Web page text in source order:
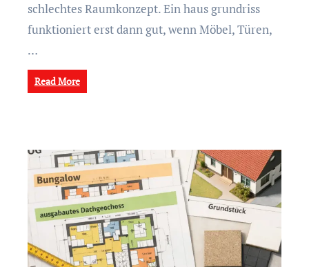
schlechtes Raumkonzept. Ein haus grundriss
funktioniert erst dann gut, wenn Möbel, Türen,
…
Read More